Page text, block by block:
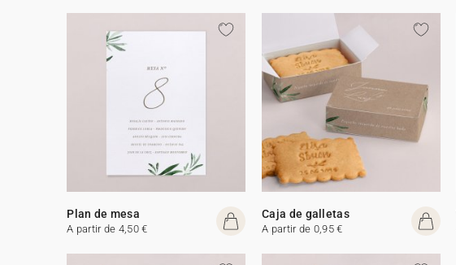
Plan de mesa
A partir de 4,50 €
Caja de galletas
A partir de 0,95 €